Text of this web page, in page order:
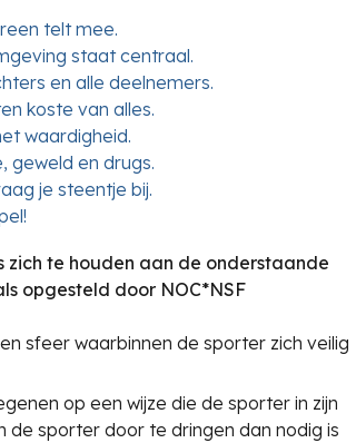
telt mee.
staat centraal.
en alle deelnemers.
koste van alles.
waardigheid.
geweld en drugs.
je steentje bij.
zich te houden aan de onderstaande
opgesteld door NOC*NSF
sfeer waarbinnen de sporter zich veilig
op een wijze die de sporter in zijn
sporter door te dringen dan nodig is